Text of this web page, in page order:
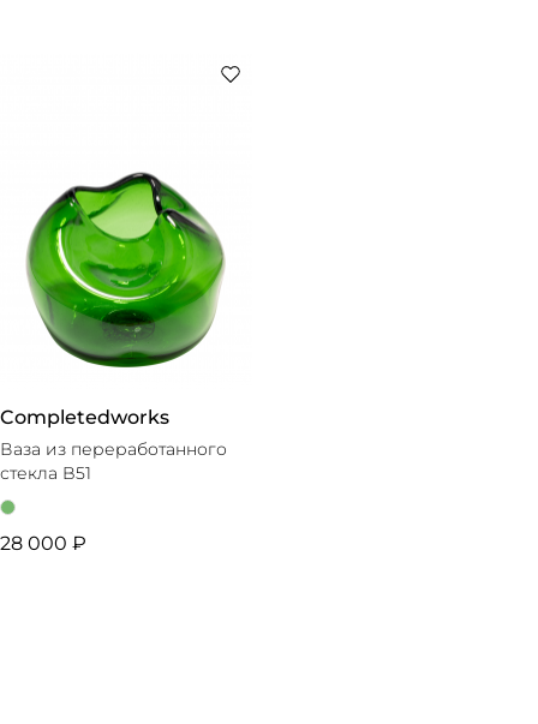
Completedworks
Ваза из переработанного
стекла B51
28 000 ₽